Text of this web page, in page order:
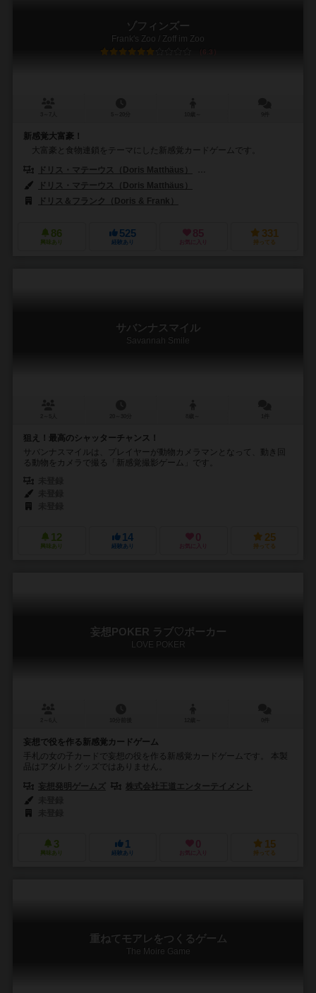
ゾフィンズー
Frank's Zoo / Zoff im Zoo
6.3
新感覚大富豪！
大富豪と食物連鎖をテーマにした新感覚カードゲームです。
ドリス・マテーウス（Doris Matthäus）
ドリス・マテーウス（Doris Matthäus）
ドリス＆フランク（Doris & Frank）
86
興味あり
525
経験あり
85
お気に入り
331
持ってる
サバンナスマイル
Savannah Smile
狙え！最高のシャッターチャンス！
サバンナスマイルは、プレイヤーが動物カメラマンとなって、動き回
る動物をカメラで撮る「新感覚撮影ゲーム」です。
12
興味あり
14
経験あり
0
お気に入り
25
持ってる
妄想POKER ラブ♡ポーカー
LOVE POKER
妄想で役を作る新感覚カードゲーム
手札の女の子カードで妄想の役を作る新感覚カードゲームです。 本製
品はアダルトグッズではありません。
妄想発明ゲームズ
株式会社王道エンターテイメント
3
興味あり
1
経験あり
0
お気に入り
15
持ってる
重ねてモアレをつくるゲーム
The Moire Game